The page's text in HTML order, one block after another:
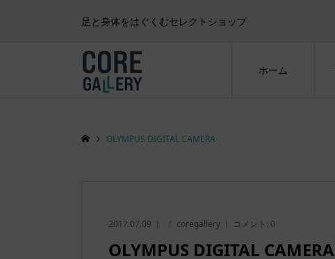
足と身体をはぐくむセレクトショップ
ホーム
OLYMPUS DIGITAL CAMERA
2017.07.09 coregallery コメント: 0
OLYMPUS DIGITAL CAMERA